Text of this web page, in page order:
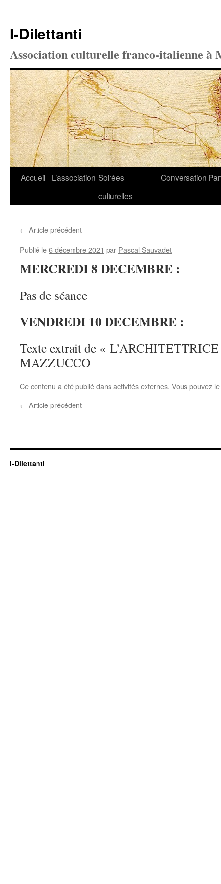
I-Dilettanti
Association culturelle franco-italienne à
Aller
Accueil L’association Soirées
culturelles
Conversation
← Article précédent
Publié le6 décembre 2021 par Pascal Sauvadet
MERCREDI 8 DECEMBRE :
Pas de séance
VENDREDI 10 DECEMBRE :
Texte extrait de «
MAZZUCCO
Ce contenu a été publié dansactivités externes. Vous pouvez
← Article précédent
I-Dilettanti